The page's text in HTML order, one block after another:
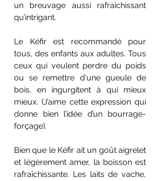
un breuvage aussi rafraîchissant
qu’intrigant.
Le Kéfir est recommandé pour
tous, des enfants aux adultes. Tous
ceux qui veulent perdre du poids
ou se remettre d'une gueule de
bois, en ingurgitent à qui mieux
mieux. (J’aime cette expression qui
donne bien l’idée d’un bourrage-
forçage).
Bien que le Kéfir ait un goût aigrelet
et légèrement amer, la boisson est
rafraîchissante. Les laits de vache,